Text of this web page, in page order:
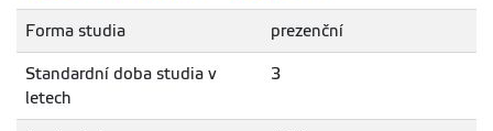
Forma studia prezenční
Standardní doba studia v
letech
3